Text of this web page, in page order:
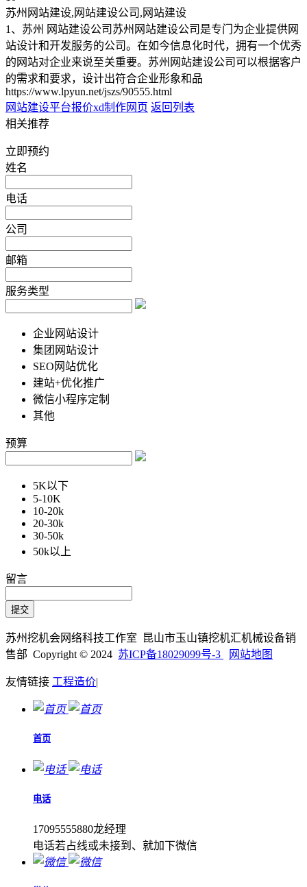
苏州网站建设,网站建设公司,网站建设
1、苏州 网站建设公司苏州网站建设公司是专门为企业提供网
站设计和开发服务的公司。在如今信息化时代，拥有一个优秀
的网站对企业来说至关重要。苏州网站建设公司可以根据客户
的需求和要求，设计出符合企业形象和品
https://www.lpyun.net/jszs/90555.html
网站建设平台报价xd制作网页 返回列表
相关推荐
立即预约
姓名
电话
公司
邮箱
服务类型
企业网站设计
集团网站设计
SEO网站优化
建站+优化推广
微信小程序定制
其他
预算
5K以下
5-10K
10-20k
20-30k
30-50k
50k以上
留言
苏州挖机会网络科技工作室 昆山市玉山镇挖机汇机械设备销
售部 Copyright © 2024 苏ICP备18029099号-3 网站地图
友情链接 工程造价|
首页
电话
17095555880龙经理
电话若占线或未接到、就加下微信